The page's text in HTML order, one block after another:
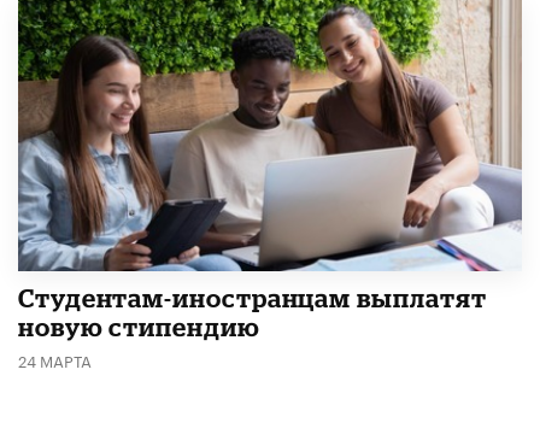
Студентам-иностранцам выплатят
новую стипендию
24 МАРТА